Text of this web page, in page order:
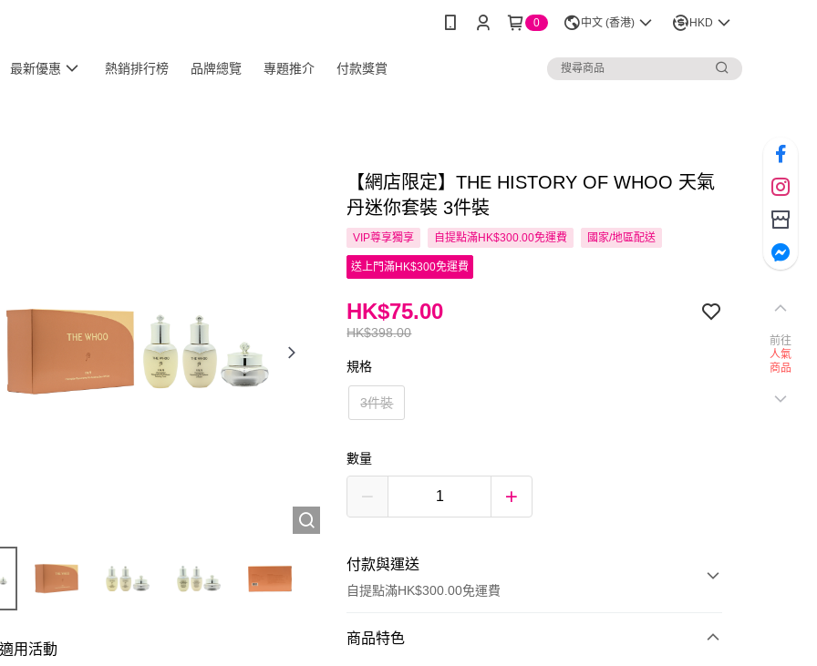
0 中文 (香港) HKD
最新優惠 熱銷排行榜 品牌總覽 專題推介 付款獎賞
用活動
【網店限定】THE HISTORY OF WHOO 天氣
丹迷你套裝 3件裝
VIP尊享獨享 自提點滿HK$300.00免運費 國家/地區配送
送上門滿HK$300免運費
HK$398.00
HK$75.00
規格
3件裝
數量
付款與運送
自提點滿HK$300.00免運費
付款方式
商品特色
前往
人氣
商品